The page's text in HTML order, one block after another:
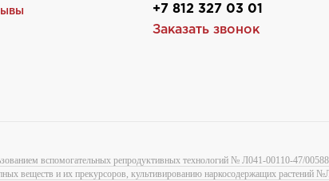
+7 812 327 03 01
Заказать звонок
вспомогательных репродуктивных технологий № Л041-00110-47/
веществ и их прекурсоров, культивированию наркосодержащих растений